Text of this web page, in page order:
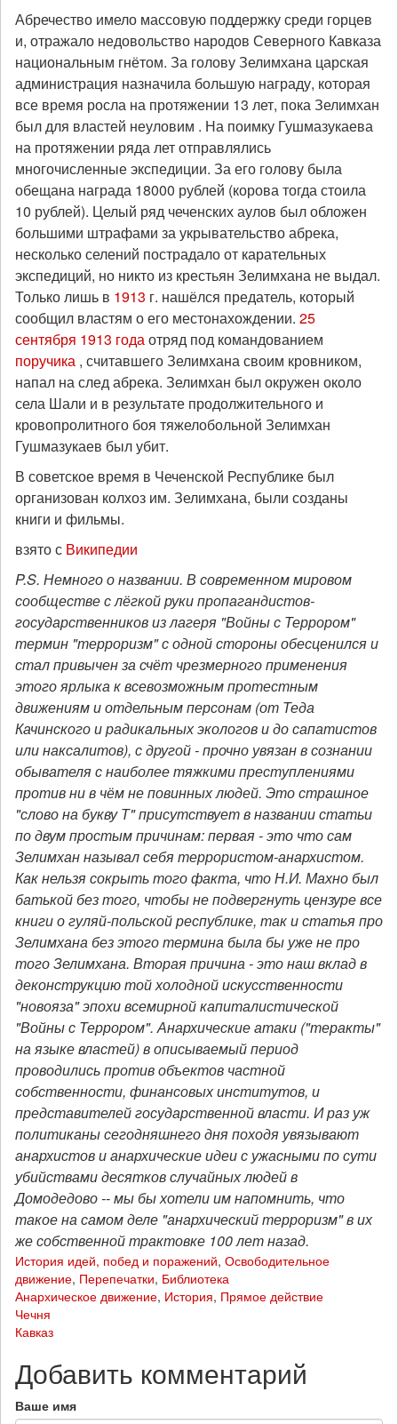
Абречество имело массовую поддержку среди горцев
и, отражало недовольство народов Северного Кавказа
национальным гнётом. За голову Зелимхана царская
администрация назначила большую награду, которая
все время росла на протяжении 13 лет, пока Зелимхан
был для властей неуловим . На поимку Гушмазукаева
на протяжении ряда лет отправлялись
многочисленные экспедиции. За его голову была
обещана награда 18000 рублей (корова тогда стоила
10 рублей). Целый ряд чеченских аулов был обложен
большими штрафами за укрывательство абрека,
несколько селений пострадало от карательных
экспедиций, но никто из крестьян Зелимхана не выдал.
Только лишь в 1913 г. нашёлся предатель, который
сообщил властям о его местонахождении. 25
сентября 1913 годаотряд под командованием
поручика , считавшего Зелимхана своим кровником,
напал на след абрека. Зелимхан был окружен около
села Шали и в результате продолжительного и
кровопролитного боя тяжелобольной Зелимхан
Гушмазукаев был убит.
В советское время в Чеченской Республике был
организован колхоз им. Зелимхана, были созданы
книги и фильмы.
взято с Википедии
P.S. Немного о названии. В современном мировом
сообществе с лёгкой руки пропагандистов-
государственников из лагеря "Войны с Террором"
термин "терроризм" с одной стороны обесценился и
стал привычен за счёт чрезмерного применения
этого ярлыка к всевозможным протестным
движениям и отдельным персонам (от Теда
Качинского и радикальных экологов и до сапатистов
или наксалитов), с другой - прочно увязан в сознании
обывателя с наиболее тяжкими преступлениями
против ни в чём не повинных людей. Это страшное
"слово на букву Т" присутствует в названии статьи
по двум простым причинам: первая - это что сам
Зелимхан называл себя террористом-анархистом.
Как нельзя сокрыть того факта, что Н.И. Махно был
батькой без того, чтобы не подвергнуть цензуре все
книги о гуляй-польской республике, так и статья про
Зелимхана без этого термина была бы уже не про
того Зелимхана. Вторая причина - это наш вклад в
деконструкцию той холодной искусственности
"новояза" эпохи всемирной капиталистической
"Войны с Террором". Анархические атаки ("теракты"
на языке властей) в описываемый период
проводились против объектов частной
собственности, финансовых институтов, и
представителей государственной власти. И раз уж
политиканы сегодняшнего дня походя увязывают
анархистов и анархические идеи с ужасными по сути
убийствами десятков случайных людей в
Домодедово -- мы бы хотели им напомнить, что
такое на самом деле "анархический терроризм" в их
же собственной трактовке 100 лет назад.
История идей, побед и поражений, Освободительное
движение, Перепечатки, Библиотека
Анархическое движение, История, Прямое действие
Чечня
Кавказ
Добавить комментарий
Ваше имя